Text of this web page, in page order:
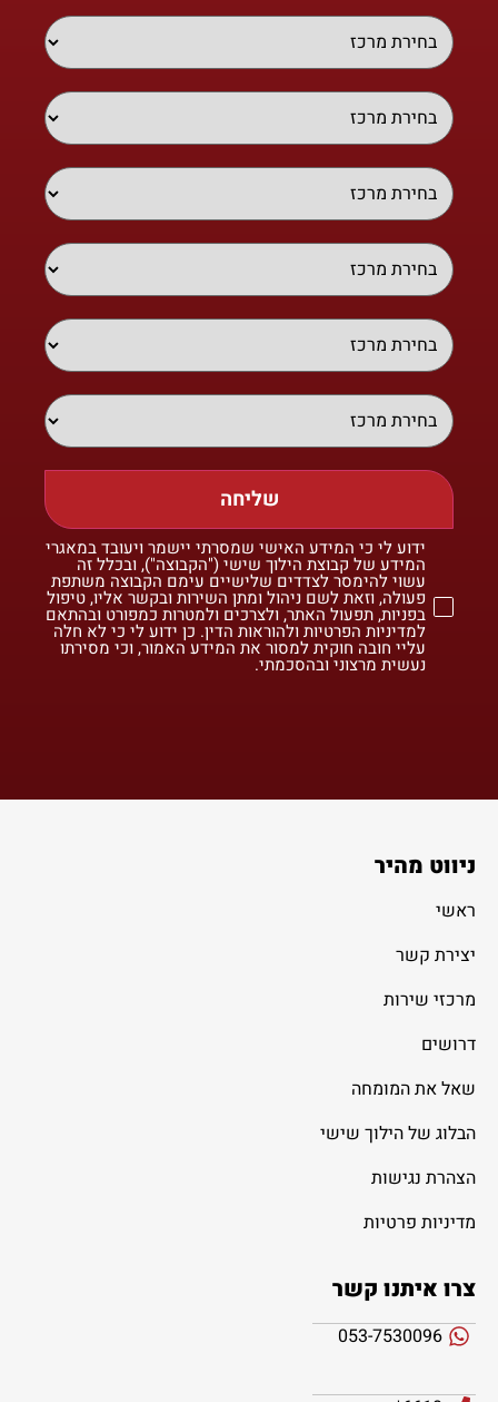
שליחה
ידוע לי כי המידע האישי שמסרתי יישמר ויעובד במאגרי
המידע של קבוצת הילוך שישי ("הקבוצה"), ובכלל זה
עשוי להימסר לצדדים שלישיים עימם הקבוצה משתפת
פעולה, וזאת לשם ניהול ומתן השירות ובקשר אליו, טיפול
בפניות, תפעול האתר, ולצרכים ולמטרות כמפורט ובהתאם
למדיניות הפרטיות ולהוראות הדין. כן ידוע לי כי לא חלה
עליי חובה חוקית למסור את המידע האמור, וכי מסירתו
נעשית מרצוני ובהסכמתי.
ניווט מהיר
ראשי
יצירת קשר
מרכזי שירות
דרושים
שאל את המומחה
הבלוג של הילוך שישי
הצהרת נגישות
מדיניות פרטיות
צרו איתנו קשר
053-7530096